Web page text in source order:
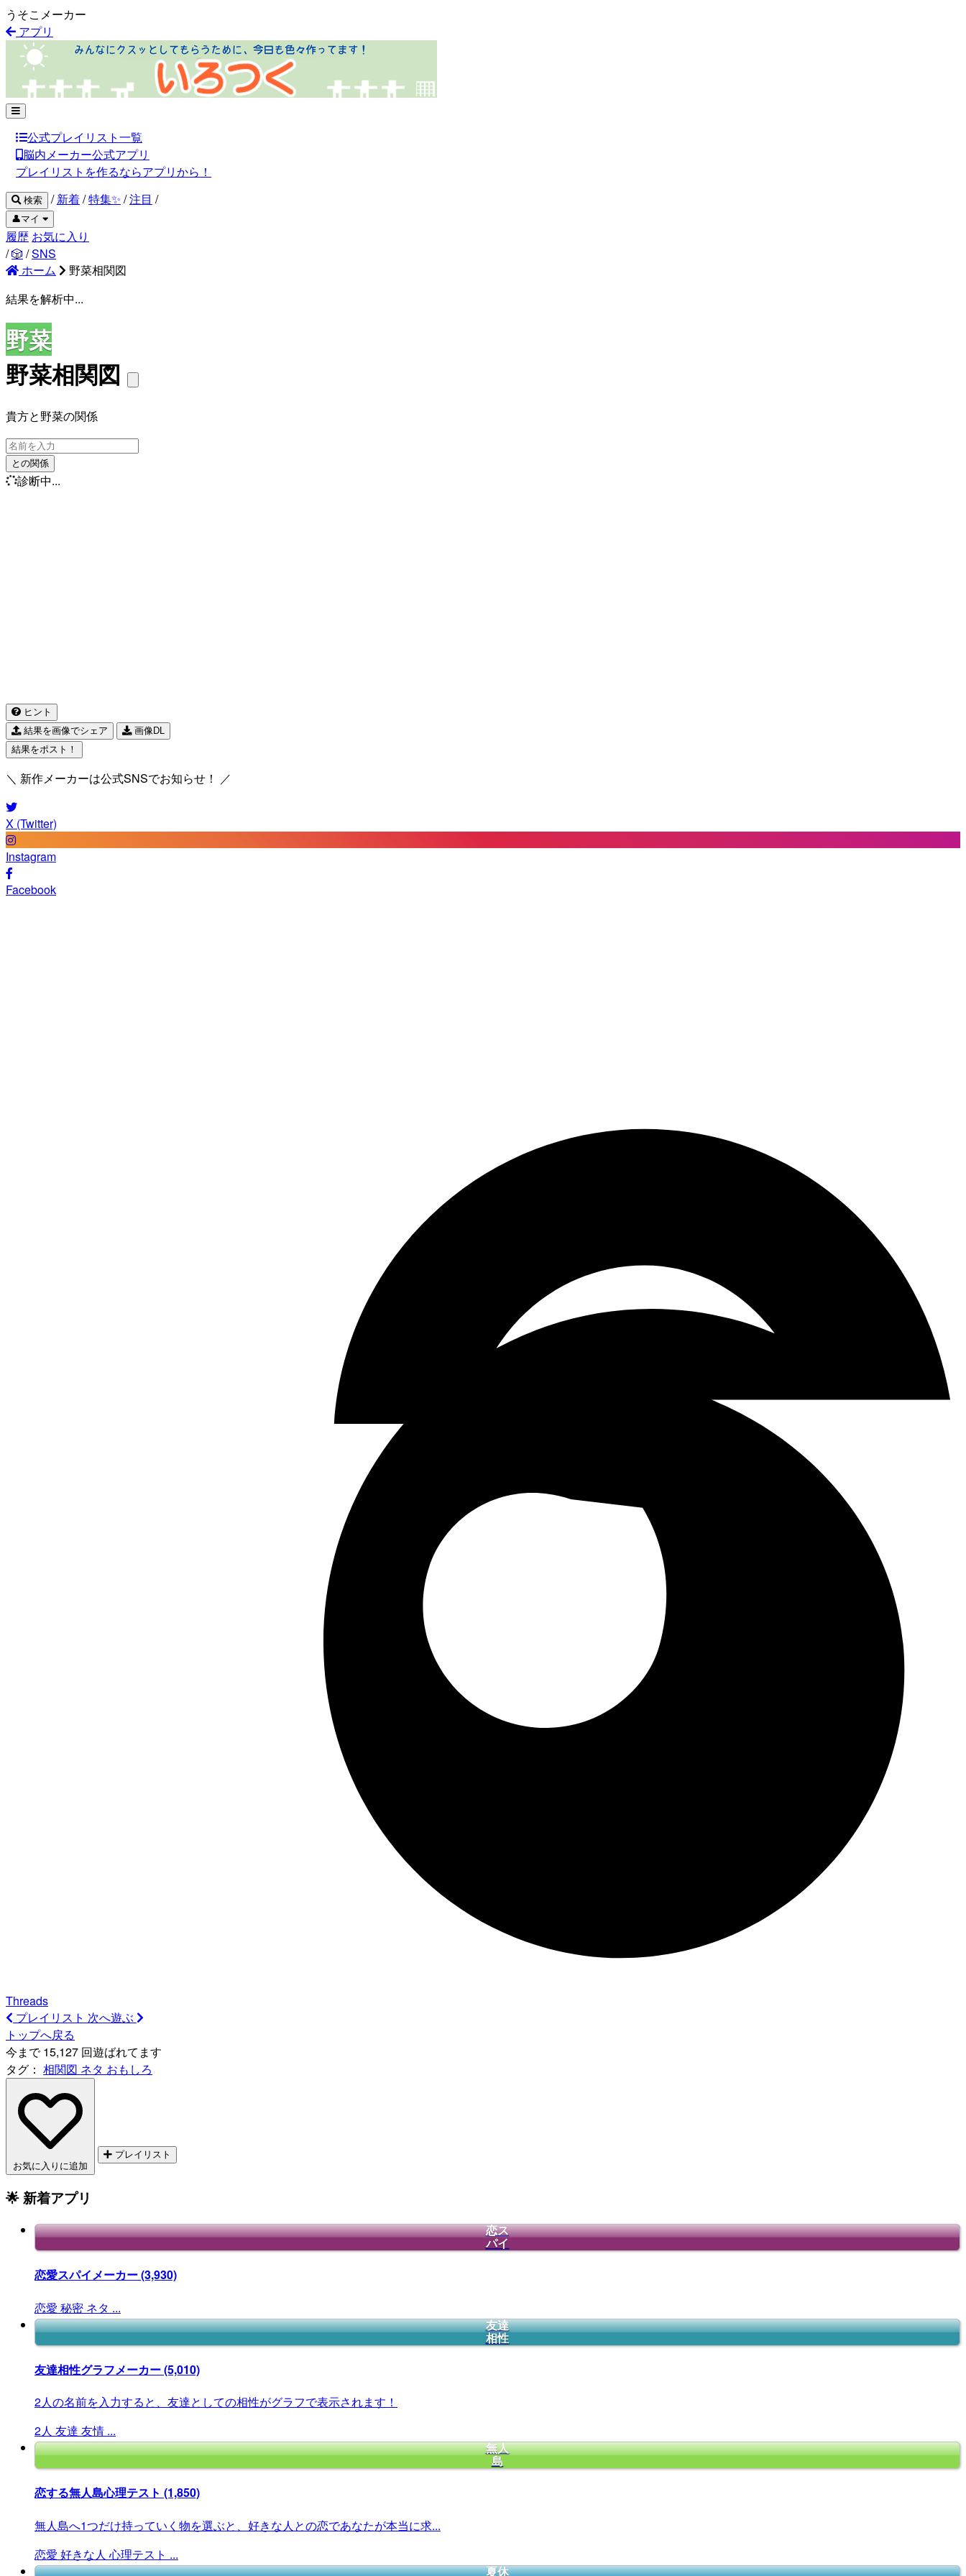
うそこメーカー
アプリ
公式プレイリスト一覧
脳内メーカー公式アプリ
プレイリストを作るならアプリから！
検索 / 新着/特集✨ /注目 /
👤マイ
履歴 お気に入り
/🎲 /SNS
ホーム
野菜相関図
結果を解析中...
野菜
野菜相関図
貴方と野菜の関係
との関係
診断中...
ヒント
結果を画像でシェア
画像DL
結果をポスト！
＼ 新作メーカーは公式SNSでお知らせ！ ／
X (Twitter)
Instagram
Facebook
Threads
プレイリスト 次へ遊ぶ
トップへ戻る
今まで 15,127 回遊ばれてます
タグ： 相関図 ネタ おもしろ
お気に入りに追加
プレイリスト
🌟 新着アプリ
恋ス
パイ
恋愛スパイメーカー(3,930)
恋愛 秘密 ネタ ...
友達
相性
友達相性グラフメーカー(5,010)
2人の名前を入力すると、友達としての相性がグラフで表示されます！
2人 友達 友情 ...
無人
島
恋する無人島心理テスト (1,850)
無人島へ1つだけ持っていく物を選ぶと、好きな人との恋であなたが本当に求...
恋愛 好きな人 心理テスト ...
夏休